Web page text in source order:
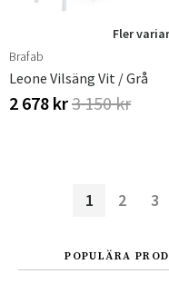
Fler
Brafab
Leone Vilsäng Vit / Grå
2 678 kr3 150 kr
1 2 3
POPULÄRA